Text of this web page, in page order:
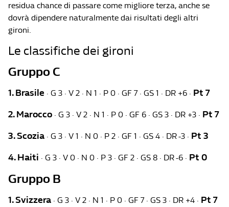
residua chance di passare come migliore terza, anche se
dovrà dipendere naturalmente dai risultati degli altri
gironi.
Le classifiche dei gironi
Gruppo C
1. Brasile · G 3 · V 2 · N 1 · P 0 · GF 7 · GS 1 · DR +6 · Pt 7
2. Marocco · G 3 · V 2 · N 1 · P 0 · GF 6 · GS 3 · DR +3 · Pt 7
3. Scozia · G 3 · V 1 · N 0 · P 2 · GF 1 · GS 4 · DR -3 · Pt 3
4. Haiti · G 3 · V 0 · N 0 · P 3 · GF 2 · GS 8 · DR -6 · Pt 0
Gruppo B
1. Svizzera · G 3 · V 2 · N 1 · P 0 · GF 7 · GS 3 · DR +4 · Pt 7